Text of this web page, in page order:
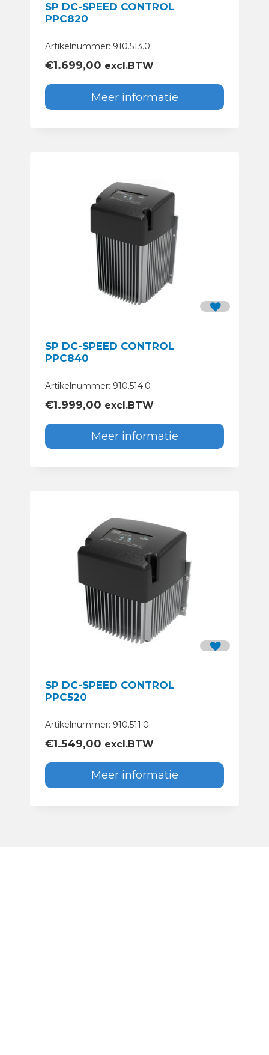
SP DC-SPEED CONTROL
PPC820
Artikelnummer: 910.513.0
€1.699,00 excl.BTW
Meer informatie
SP DC-SPEED CONTROL
PPC840
Artikelnummer: 910.514.0
€1.999,00 excl.BTW
Meer informatie
SP DC-SPEED CONTROL
PPC520
Artikelnummer: 910.511.0
€1.549,00 excl.BTW
Meer informatie